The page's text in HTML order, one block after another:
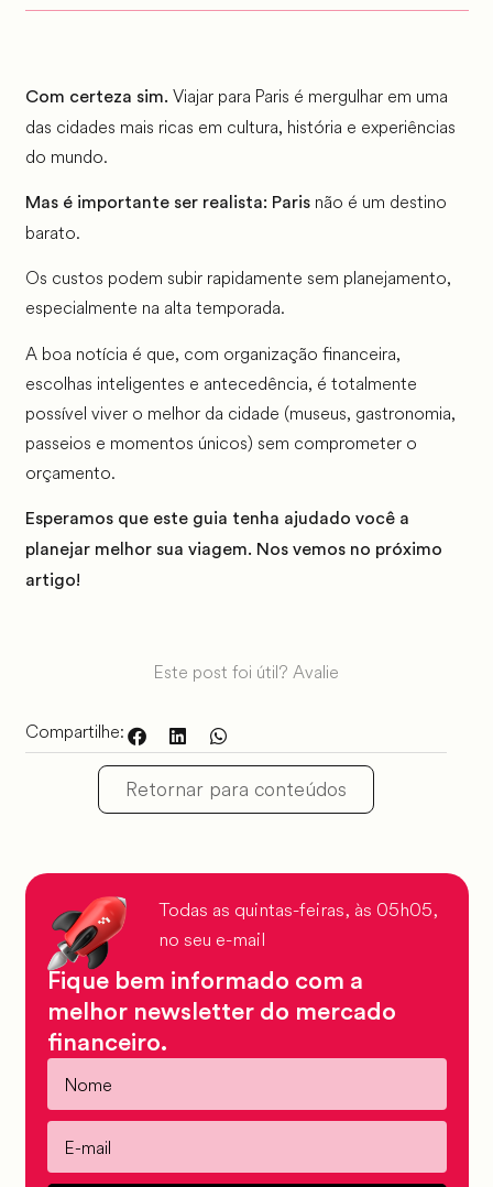
Com certeza sim. Viajar para Paris é mergulhar em uma
das cidades mais ricas em cultura, história e experiências
do mundo.
Mas é importante ser realista: Parisnão é um destino
barato.
Os custos podem subir rapidamente sem planejamento,
especialmente na alta temporada.
A boa notícia é que, com organização financeira,
escolhas inteligentes e antecedência, é totalmente
possível viver o melhor da cidade (museus, gastronomia,
passeios e momentos únicos) sem comprometer o
orçamento.
Esperamos que este guia tenha ajudado você a
planejar melhor sua viagem. Nos vemos no próximo
artigo!
Este post foi útil? Avalie
Compartilhe:
Retornar para conteúdos
Todas as quintas-feiras, às 05h05,
no seu e-mail
Fique bem informado com a
melhor newsletter do mercado
financeiro.